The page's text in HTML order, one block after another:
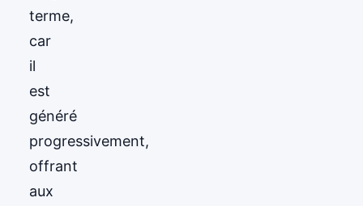
terme,
car
il
est
généré
progressivement,
offrant
aux